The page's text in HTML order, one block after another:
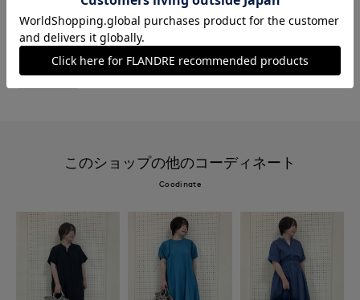
#大きいサイズ #コットン #フェミニン
#骨格ウェーブ #カーディガン #シアー
#ランチ
このショップの他のコーディネート
Coodinate